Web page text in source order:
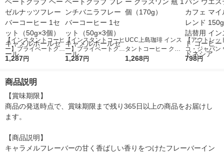
【インスタントコーヒ
ー】プライベートクラ
ブ ヘーゼルナッツフ
ャメルホールセール
1,287円
【インスタントコーヒ
ー】プライベートクラ
ブ フレンチバニラフ
1,287円
UCC上島珈琲 インス
タントコーヒー クラ
スワン 瓶 1個（170
1,268円
【アウトレッ
コ・ジャパン
ティンカフェ
798円
商品説明
【賞味期限】
商品の発送時点で、賞味期限まで残り365日以上の商品をお届けし
ます。
【商品説明】
キャラメルフレーバーの甘く香ばしい香りをつけたフレーバーイン